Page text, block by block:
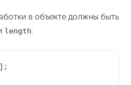
в объекте должны быть
length: